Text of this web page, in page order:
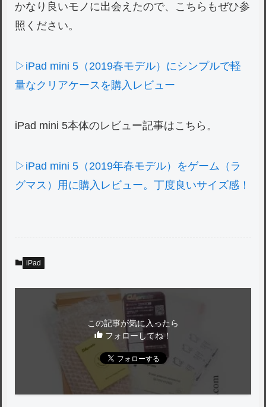
かなり良いモノに出会えたので、こちらもぜひ参
照ください。
▷iPad mini 5（2019春モデル）にシンプルで軽
量なクリアケースを購入レビュー
iPad mini 5本体のレビュー記事はこちら。
▷iPad mini 5（2019年春モデル）をゲーム（ラ
グマス）用に購入レビュー。丁度良いサイズ感！
iPad
この記事が気に入ったら
フォローしてね！